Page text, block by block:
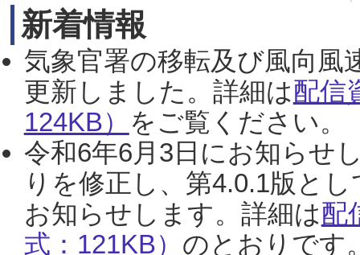
新着情報
気象官署の移転及び風向風
更新しました。詳細は配信
124KB） をご覧ください。
令和6年6月3日にお知らせ
りを修正し、第4.0.1版と
お知らせします。詳細は配
式：121KB） のとおりです